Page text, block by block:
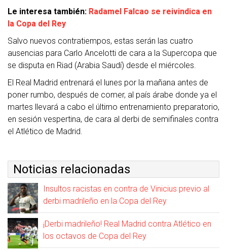
Le interesa también: Radamel Falcao se reivindica en
la Copa del Rey
Salvo nuevos contratiempos, estas serán las cuatro
ausencias para Carlo Ancelotti de cara a la Supercopa que
se disputa en Riad (Arabia Saudí) desde el miércoles.
El Real Madrid entrenará el lunes por la mañana antes de
poner rumbo, después de comer, al país árabe donde ya el
martes llevará a cabo el último entrenamiento preparatorio,
en sesión vespertina, de cara al derbi de semifinales contra
el Atlético de Madrid.
Noticias relacionadas
Insultos racistas en contra de Vinicius previo al
derbi madrileño en la Copa del Rey
¡Derbi madrileño! Real Madrid contra Atlético en
los octavos de Copa del Rey